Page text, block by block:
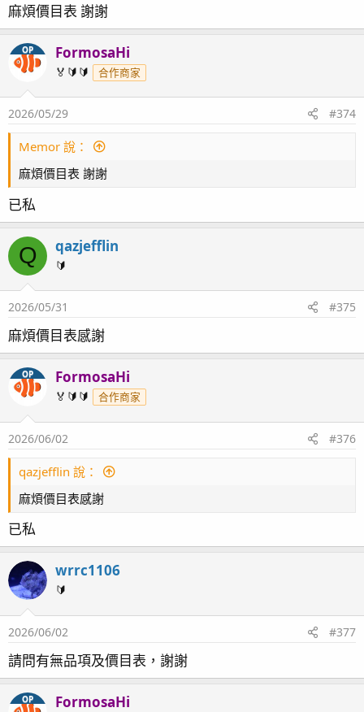
麻煩價目表 謝謝
OP FormosaHi
🏅🔰🔰 合作商家
2026/05/29 #374
Memor 說：
麻煩價目表 謝謝
已私
Q qazjefflin
🔰
2026/05/31 #375
麻煩價目表感謝
OP FormosaHi
🏅🔰🔰 合作商家
2026/06/02 #376
qazjefflin 說：
麻煩價目表感謝
已私
wrrc1106
🔰
2026/06/02 #377
請問有無品項及價目表，謝謝
OP FormosaHi